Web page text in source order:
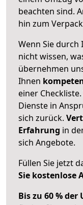
beachten sind.
hin zum
Wenn Sie
nicht wissen,
übernehmen
Ihnen
einer Checkliste.
Dienste in
sich zurück.
Erfahrung in
sich Angebote.
Füllen Sie jetzt
Sie kostenlose
Bis zu 60 %